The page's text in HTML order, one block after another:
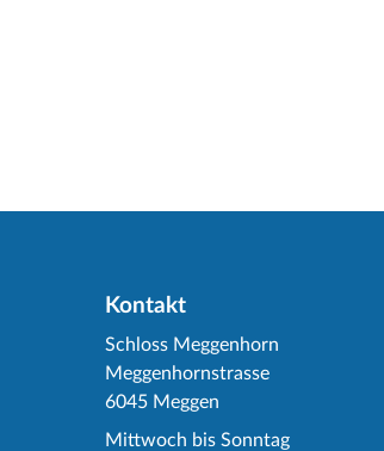
Kontakt
Schloss Meggenhorn
Meggenhornstrasse
6045 Meggen
Mittwoch bis Sonntag